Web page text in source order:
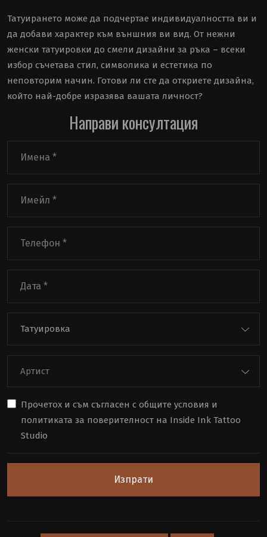
Татуирането може да подчертае индивидуалността ви и
да добави характер към външния ви вид. От нежни
женски татуировки до смели дизайни за ръка – всеки
избор съчетава стил, символика и естетика по
неповторим начин. Готови ли сте да откриете дизайна,
който най-добре изразява вашата личност?
Направи консултация
Татуировка
Артист
Прочетох и съм съгласен с общите условия и
политиката за поверителностна Inside Ink Tattoo
Studio
Изпрати